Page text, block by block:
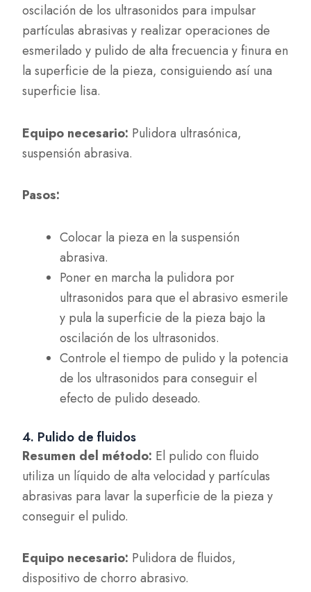
oscilación de los ultrasonidos para impulsar
partículas abrasivas y realizar operaciones de
esmerilado y pulido de alta frecuencia y finura en
la superficie de la pieza, consiguiendo así una
superficie lisa.
Equipo necesario: Pulidora ultrasónica,
suspensión abrasiva.
Pasos:
Colocar la pieza en la suspensión
abrasiva.
Poner en marcha la pulidora por
ultrasonidos para que el abrasivo esmerile
y pula la superficie de la pieza bajo la
oscilación de los ultrasonidos.
Controle el tiempo de pulido y la potencia
de los ultrasonidos para conseguir el
efecto de pulido deseado.
4. Pulido de fluidos
Resumen del método: El pulido con fluido
utiliza un líquido de alta velocidad y partículas
abrasivas para lavar la superficie de la pieza y
conseguir el pulido.
Equipo necesario: Pulidora de fluidos,
dispositivo de chorro abrasivo.